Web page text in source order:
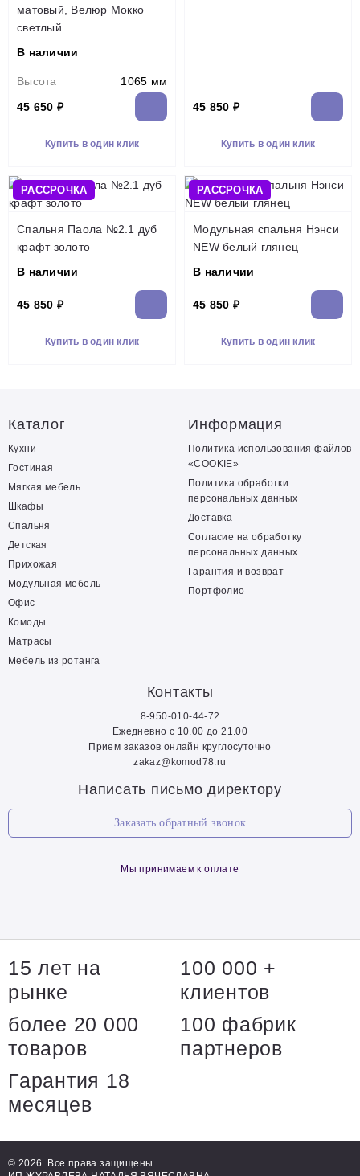
матовый, Велюр Мокко
светлый
В наличии
Высота
1065 мм
45 650 ₽
Купить в один клик
45 850 ₽
Купить в один клик
РАССРОЧКА
Спальня Паола №2.1 дуб
крафт золото
В наличии
45 850 ₽
Купить в один клик
РАССРОЧКА
Модульная спальня Нэнси
NEW белый глянец
В наличии
45 850 ₽
Купить в один клик
Каталог
Кухни
Гостиная
Мягкая мебель
Шкафы
Спальня
Детская
Прихожая
Модульная мебель
Офис
Комоды
Матрасы
Мебель из ротанга
Информация
Политика использования файлов
«COOKIE»
Политика обработки
персональных данных
Доставка
Согласие на обработку
персональных данных
Гарантия и возврат
Портфолио
Контакты
8-950-010-44-72
Ежедневно с 10.00 до 21.00
Прием заказов онлайн круглосуточно
zakaz@komod78.ru
Написать письмо директору
Заказать обратный звонок
Мы принимаем к оплате
15 лет на
рынке
100 000 +
клиентов
более 20 000
товаров
100 фабрик
партнеров
Гарантия 18
месяцев
© 2026. Все права защищены.